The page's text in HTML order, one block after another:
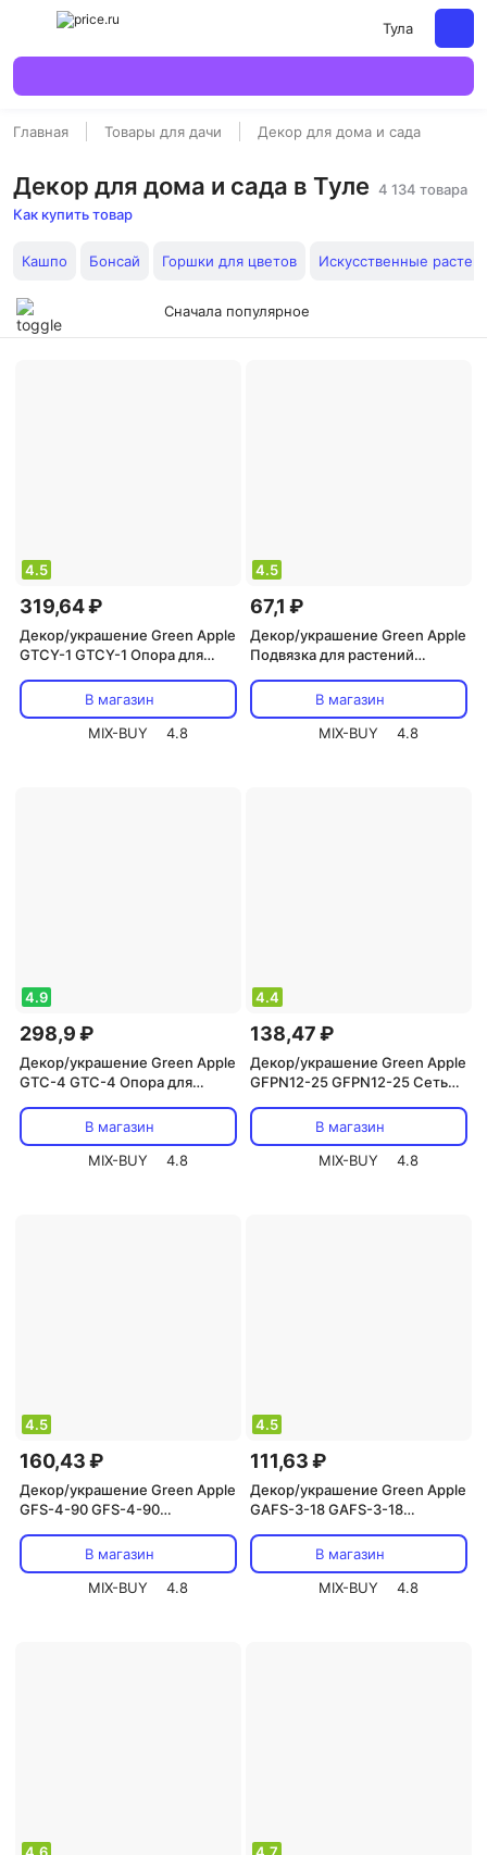
Тула
Главная Товары для дачи Декор для дома и сада
Декор для дома и сада в Туле 4 134 товара
Как купить товар
Кашпо Бонсай Горшки для цветов Искусственные
Сначала популярное
4.5
319,64 ₽
Декор/украшение Green Apple
GTCY-1 GTCY-1 Опора для
цена за 1 штВ магазин
MIX-BUY
4.8
4.5
67,1 ₽
Декор/украшение Green Apple
Подвязка для растений
В магазин
MIX-BUY
4.8
4.9
298,9 ₽
Декор/украшение Green Apple
GTC-4 GTC-4 Опора для
В магазин
MIX-BUY
4.8
4.4
138,47 ₽
Декор/украшение Green Apple
GFPN12-25 GFPN12-25 Сеть
В магазин
MIX-BUY
4.8
4.5
160,43 ₽
Декор/украшение Green Apple
GFS-4-90 GFS-4-90
кольца 90см, цена за 1 шт
В магазин
MIX-BUY
4.8
4.5
111,63 ₽
Декор/украшение Green Apple
GAFS-3-18 GAFS-3-18
растений 3шт d18/h28, цена за
1 шт
В магазин
MIX-BUY
4.8